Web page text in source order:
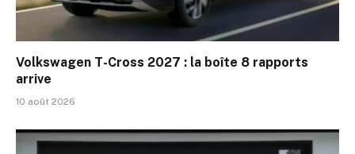
Volkswagen T-Cross 2027 : la boîte 8 rapports
arrive
10 août 2026